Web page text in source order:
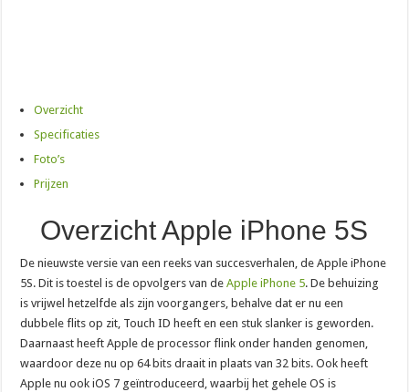
Overzicht
Specificaties
Foto’s
Prijzen
Overzicht Apple iPhone 5S
De nieuwste versie van een reeks van succesverhalen, de Apple iPhone
5S. Dit is toestel is de opvolgers van deApple iPhone 5. De behuizing
is vrijwel hetzelfde als zijn voorgangers, behalve dat er nu een
dubbele flits op zit, Touch ID heeft en een stuk slanker is geworden.
Daarnaast heeft Apple de processor flink onder handen genomen,
waardoor deze nu op 64 bits draait in plaats van 32 bits. Ook heeft
Apple nu ook iOS 7 geïntroduceerd, waarbij het gehele OS is